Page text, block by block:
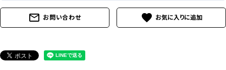
mail_outline お問い合わせ favorite